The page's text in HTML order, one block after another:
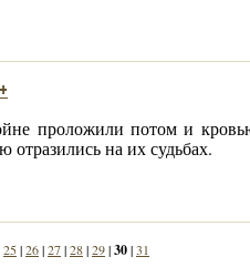
проложили потом и
на их судьбах.
25|26|27|28|29|30|31